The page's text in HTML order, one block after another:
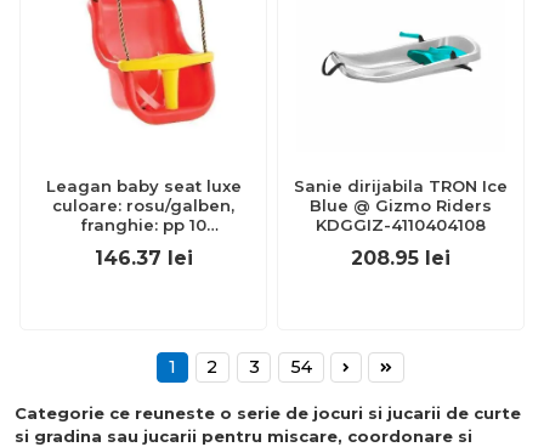
Leagan baby seat luxe
culoare: rosu/galben,
franghie: pp 10
146.37 lei
Sanie dirijabila TRON Ice
Blue @ Gizmo Riders
KDGGIZ-4110404108
208.95 lei
1 2 3 54
Categorie ce reuneste o serie de jocuri si jucarii de curte
si gradina sau jucarii pentru miscare, coordonare si